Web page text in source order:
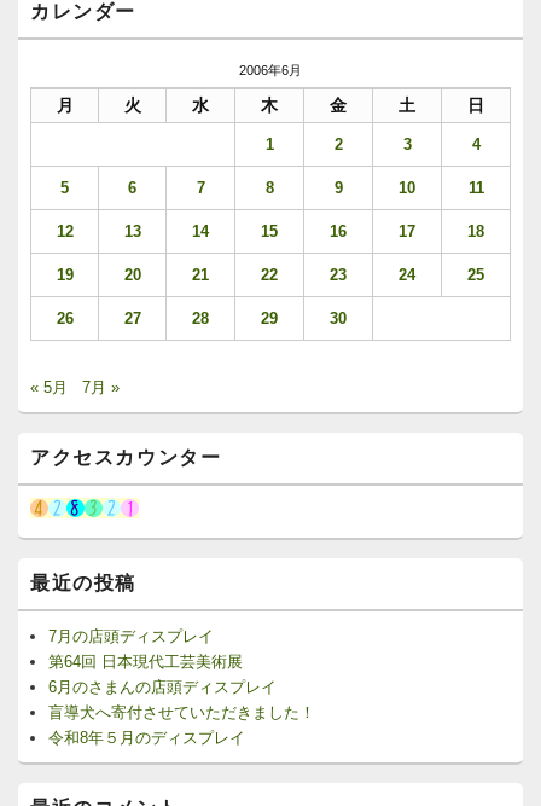
カレンダー
2006年6月
月 火 水 木 金 土 日
1 2 3 4
5 6 7 8 9 10 11
12 13 14 15 16 17 18
19 20 21 22 23 24 25
26 27 28 29 30
« 5月 7月 »
アクセスカウンター
最近の投稿
7月の店頭ディスプレイ
第64回 日本現代工芸美術展
6月のさまんの店頭ディスプレイ
盲導犬へ寄付させていただきました！
令和8年５月のディスプレイ